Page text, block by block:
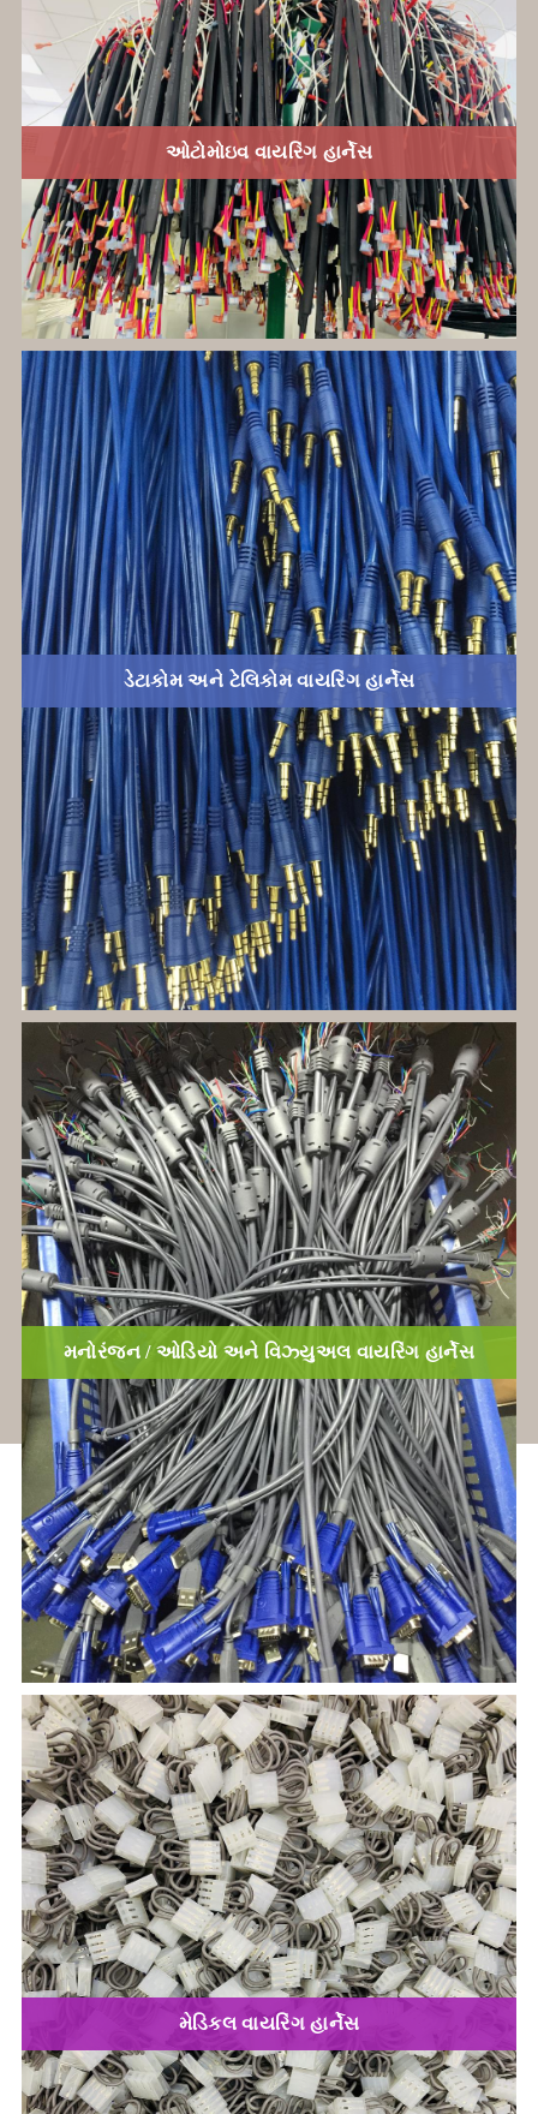
ઓટોમોઇવ વાયરિંગ હાર્નેસ
ડેટાકોમ અને ટેલિકોમ વાયરિંગ હાર્નેસ
મનોરંજન / ઓડિયો અને વિઝ્યુઅલ વાયરિંગ હાર્નેસ
મેડિકલ વાયરિંગ હાર્નેસ